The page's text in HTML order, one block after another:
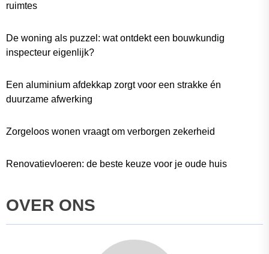
ruimtes
De woning als puzzel: wat ontdekt een bouwkundig
inspecteur eigenlijk?
Een aluminium afdekkap zorgt voor een strakke én
duurzame afwerking
Zorgeloos wonen vraagt om verborgen zekerheid
Renovatievloeren: de beste keuze voor je oude huis
OVER ONS